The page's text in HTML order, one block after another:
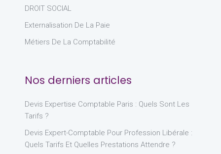
DROIT SOCIAL
Externalisation De La Paie
Métiers De La Comptabilité
Nos derniers articles
Devis Expertise Comptable Paris : Quels Sont Les
Tarifs ?
Devis Expert-Comptable Pour Profession Libérale :
Quels Tarifs Et Quelles Prestations Attendre ?